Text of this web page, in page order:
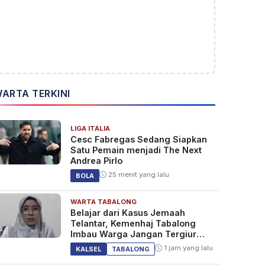
TERKINI
LIGA ITALIA
Cesc Fabregas Sedang Siapkan
Satu Pemain menjadi The Next
Andrea Pirlo
BOLA 25 menit yang lalu
WARTA TABALONG
Belajar dari Kasus Jemaah
Telantar, Kemenhaj Tabalong
Imbau Warga Jangan Tergiur
Umrah Murah
KALSEL TABALONG 1 jam yang lalu